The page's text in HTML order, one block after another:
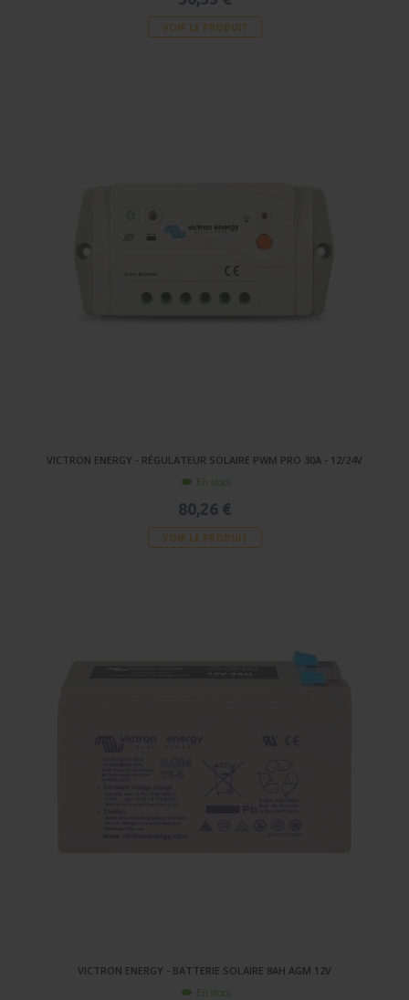
VOIR LE PRODUIT
VICTRON ENERGY - RÉGULATEUR SOLAIRE PWM PRO 30A - 12/24V
En stock
80,26 €
VOIR LE PRODUIT
VICTRON ENERGY - BATTERIE SOLAIRE 8AH AGM 12V
En stock